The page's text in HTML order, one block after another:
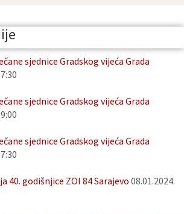
sjednice Gradskog vijeća Grada
sjednice Gradskog vijeća Grada
sjednice Gradskog vijeća Grada
40. godišnjice ZOI 84 Sarajevo 08.01.2024.